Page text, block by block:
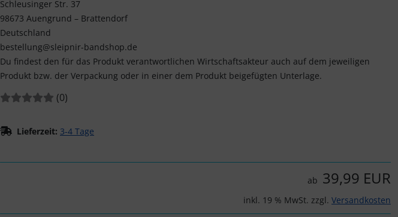
Schleusinger Str. 37
98673 Auengrund – Brattendorf
Deutschland
bestellung@sleipnir-bandshop.de
Du findest den für das Produkt verantwortlichen Wirtschaftsakteur auch auf dem jeweiligen
Produkt bzw. der Verpackung oder in einer dem Produkt beigefügten Unterlage.
Bewertungen:
(0Bewertungen
)
Lieferzeit: 3-4 Tage
ab 39,99 EUR
inkl. 19 % MwSt. zzgl. Versandkosten